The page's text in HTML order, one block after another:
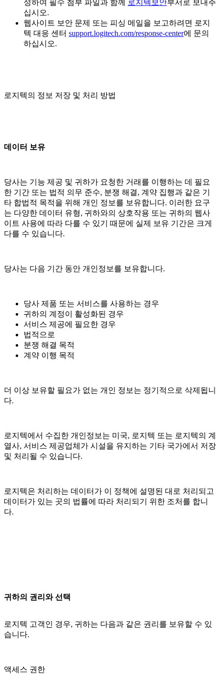
성하여 필수 첨부 파일과 함께 로지텍보안부서로 보내주
십시오.
웹사이트 보안 문제 또는 피싱 메일을 보고하려면 로지
텍 대응 센터 support.logitech.com/response-center에 문의
하십시오.
로지텍의 정보 저장 및 처리 방법
데이터 보유
당사는 기능 제공 및 귀하가 요청한 거래를 이행하는 데 필요
한 기간 또는 법적 의무 준수, 분쟁 해결, 계약 집행과 같은 기
타 합법적 목적을 위해 개인 정보를 보유합니다. 이러한 요구
는 다양한 데이터 유형, 귀하와의 상호작용 또는 귀하의 웹사
이트 사용에 따라 다를 수 있기 때문에 실제 보유 기간은 크게
다를 수 있습니다.
당사는 다음 기간 동안 개인정보를 보유합니다.
당사 제품 또는 서비스를 사용하는 경우
귀하의 계정이 활성화된 경우
서비스 제공에 필요한 경우
법적으로
분쟁 해결 목적
계약 이행 목적
더 이상 보유할 필요가 없는 개인 정보는 정기적으로 삭제됩니
다.
로지텍에서 수집한 개인정보는 미국, 로지텍 또는 로지텍의 계
열사, 서비스 제공업체가 시설을 유지하는 기타 국가에서 저장
및 처리될 수 있습니다.
로지텍은 처리하는 데이터가 이 정책에 설명된 대로 처리되고
데이터가 있는 곳의 법률에 따라 처리되기 위한 조처를 합니
다.
귀하의 권리와 선택
로지텍 고객인 경우, 귀하는 다음과 같은 권리를 보유할 수 있
습니다.
액세스 권한